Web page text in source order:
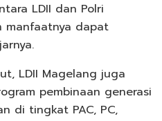
LDII dan Polri
manfaatnya dapat
LDII Magelang juga
pembinaan generasi
di tingkat PAC, PC,